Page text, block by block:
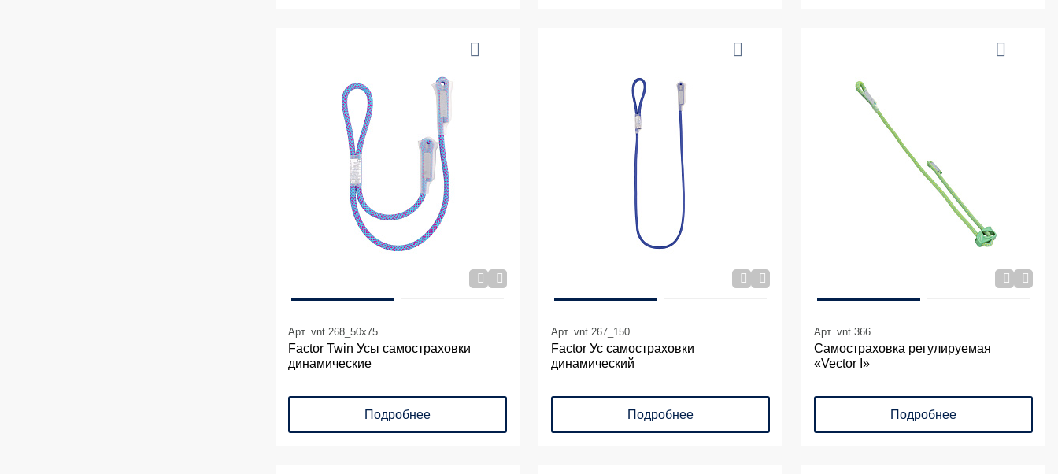
Арт. vnt 268_50х75
Factor Twin Усы самостраховки
динамические
Подробнее
Арт. vnt 267_150
Factor Ус самостраховки
динамический
Подробнее
Арт. vnt 366
Самостраховка регулируемая
«Vector I»
Подробнее